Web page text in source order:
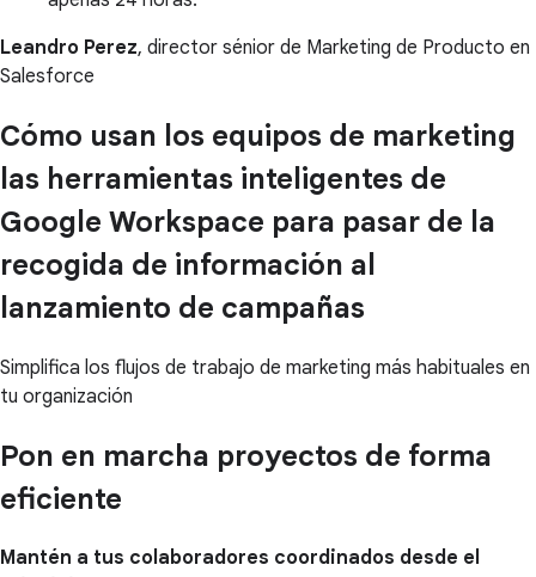
Leandro Perez, director sénior de Marketing de Producto en
Salesforce
Cómo usan los equipos de marketing
las herramientas inteligentes de
Google Workspace para pasar de la
recogida de información al
lanzamiento de campañas
Simplifica los flujos de trabajo de marketing más habituales en
tu organización
Pon en marcha proyectos de forma
eficiente
Mantén a tus colaboradores coordinados desde el